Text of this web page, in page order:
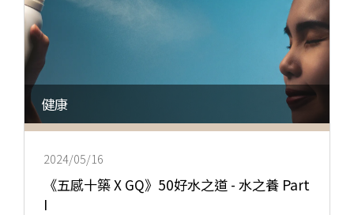
健康
2024/05/16
《五感十築 X GQ》50好水之道 - 水之養 Part
I